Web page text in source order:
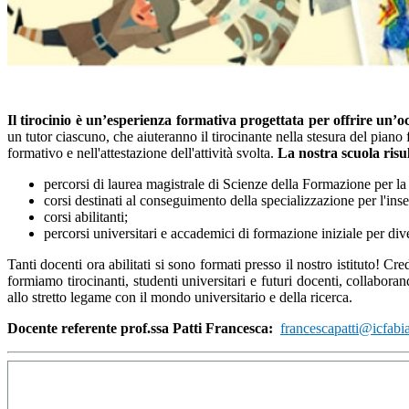
Il tirocinio è un’esperienza formativa progettata per offrire
un tutor ciascuno, che aiuteranno il tirocinante nella stesura del
formativo e nell'attestazione dell'attività svolta. La nostra scuola
percorsi di laurea magistrale di Scienze della Formazione per
corsi destinati al conseguimento della specializzazione per
corsi abilitanti;
percorsi universitari e accademici di formazione iniziale per
Tanti docenti ora abilitati si sono formati presso il nostro istituto!
formiamo tirocinanti, studenti universitari e futuri docenti,
allo stretto legame con il mondo universitario e della ricerca.
Docente referente prof.ssa Patti Francesca: